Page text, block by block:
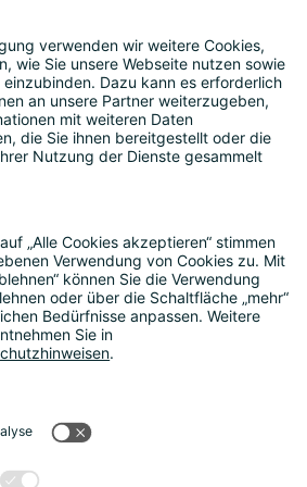
|Externer
|
|Compliance
Gruppe| Termin